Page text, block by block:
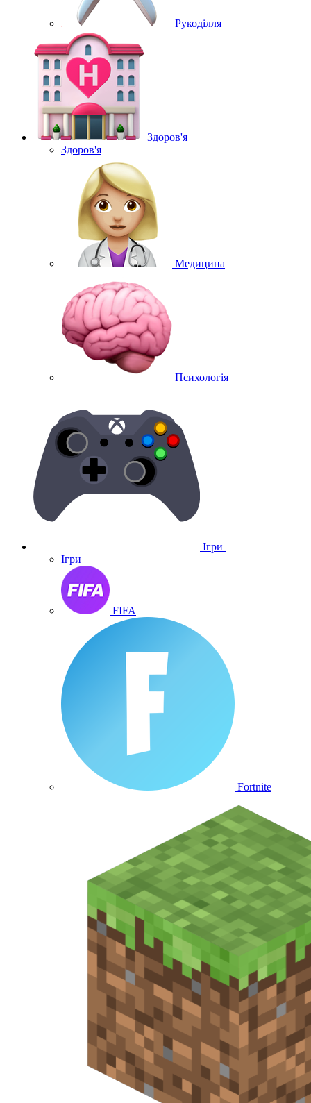
Рукоділля
Здоров'я
Здоров'я
Медицина
Психологія
Ігри
Ігри
FIFA
Fortnite